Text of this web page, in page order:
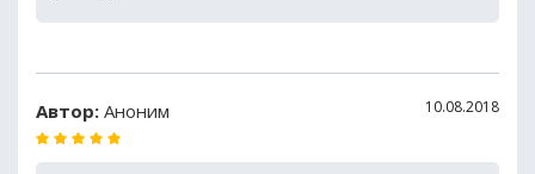
Автор: Аноним 10.08.2018